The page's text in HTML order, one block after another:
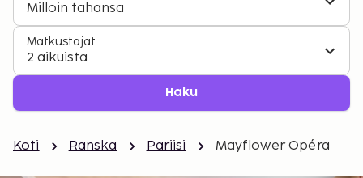
Milloin tahansa
Matkustajat
2 aikuista
Haku
Koti Ranska Pariisi Mayflower Opéra